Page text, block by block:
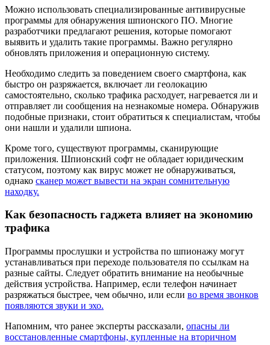
Можно использовать специализированные антивирусные
программы для обнаружения шпионского ПО. Многие
разработчики предлагают решения, которые помогают
выявить и удалить такие программы. Важно регулярно
обновлять приложения и операционную систему.
Необходимо следить за поведением своего смартфона, как
быстро он разряжается, включает ли геолокацию
самостоятельно, сколько трафика расходует, нагревается ли и
отправляет ли сообщения на незнакомые номера. Обнаружив
подобные признаки, стоит обратиться к специалистам, чтобы
они нашли и удалили шпиона.
Кроме того, существуют программы, сканирующие
приложения. Шпионский софт не обладает юридическим
статусом, поэтому как вирус может не обнаруживаться,
однако сканер может вывести на экран сомнительную
находку.
Как безопасность гаджета влияет на экономию
трафика
Программы прослушки и устройства по шпионажу могут
устанавливаться при переходе пользователя по ссылкам на
разные сайты. Следует обратить внимание на необычные
действия устройства. Например, если телефон начинает
разряжаться быстрее, чем обычно, или если во время звонков
появляются звуки и эхо.
Напомним, что ранее эксперты рассказали, опасны ли
восстановленные смартфоны, купленные на вторичном